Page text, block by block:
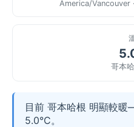
America/Vancouver
哥本
目前 哥本哈根 明顯較
5.0°C。